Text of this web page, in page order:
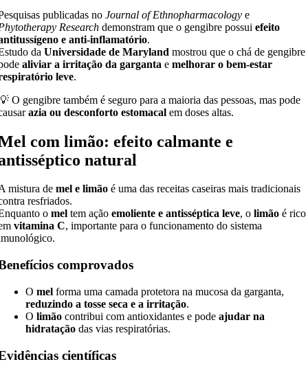
publicadas noJournal of Ethnopharmacology e
Research demonstram que o gengibre possuiefeito
e anti-inflamatório.
daUniversidade de Maryland mostrou que o chá de gengibre
aliviar a irritação da garganta emelhorar o bem-estar
leve.
O gengibre também é seguro para a maioria das pessoas, mas pode
azia ou desconforto estomacal em doses altas.
com limão: efeito calmante e
natural
mistura demel e limão é uma das receitas caseiras mais tradicionais
resfriados.
omel tem açãoemoliente e antisséptica leve, olimão é rico
vitamina C, importante para o funcionamento do sistema
comprovados
Omel forma uma camada protetora na mucosa da garganta,
reduzindo a tosse seca e a irritação.
Olimão contribui com antioxidantes e podeajudar na
hidratação das vias respiratórias.
científicas